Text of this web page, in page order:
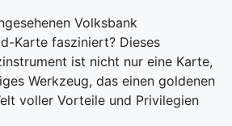
Volksbank
Karte fasziniert? Dieses
ist nicht nur eine Karte,
Werkzeug, das einen goldenen
voller Vorteile und Privilegien